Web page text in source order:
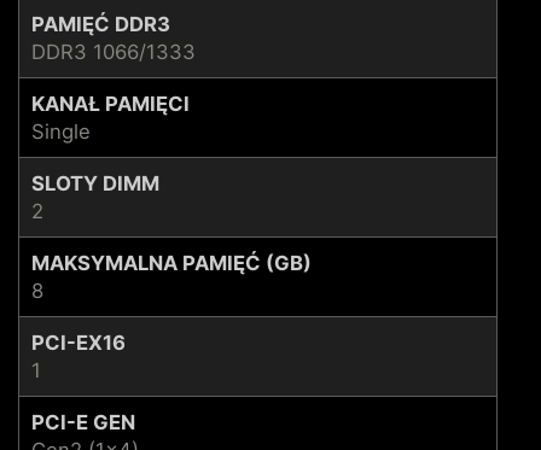
PAMIĘĆ DDR3
DDR3 1066/1333
KANAŁ PAMIĘCI
Single
SLOTY DIMM
2
MAKSYMALNA PAMIĘĆ (GB)
8
PCI-EX16
1
PCI-E GEN